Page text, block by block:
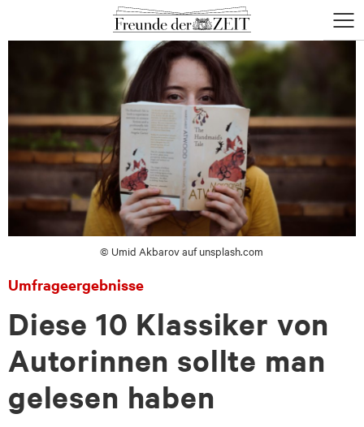
Seiteninhalt
Footer-
Menü
© Umid Akbarov auf unsplash.com
Umfrageergebnisse
Diese 10 Klassiker von
Autorinnen sollte man
gelesen haben